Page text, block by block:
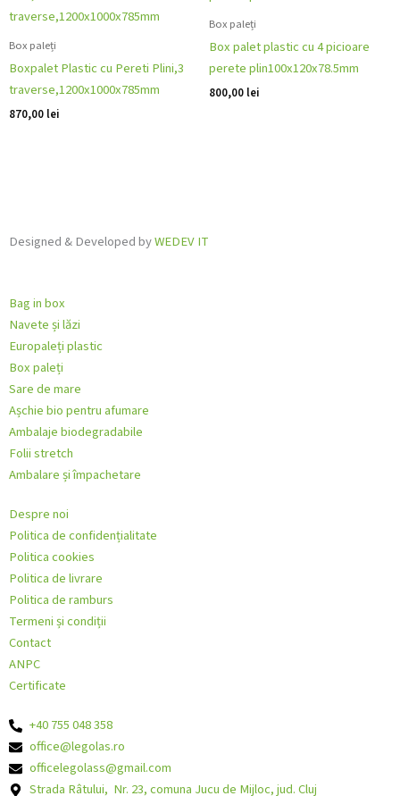
Box paleți
Boxpalet Plastic cu Pereti Plini,3
traverse,1200x1000x785mm
870,00 lei
Box paleți
Box palet plastic cu 4 picioare
perete plin100x120x78.5mm
800,00 lei
Designed & Developed byWEDEV IT
Bag in box
Navete și lăzi
Europaleți plastic
Box paleți
Sare de mare
Așchie bio pentru afumare
Ambalaje biodegradabile
Folii stretch
Ambalare și împachetare
Despre noi
Politica de confidențialitate
Politica cookies
Politica de livrare
Politica de ramburs
Termeni și condiții
Contact
ANPC
Certificate
+40 755 048 358
office@legolas.ro
officelegolass@gmail.com
Strada Râtului, Nr. 23, comuna Jucu de Mijloc, jud. Cluj